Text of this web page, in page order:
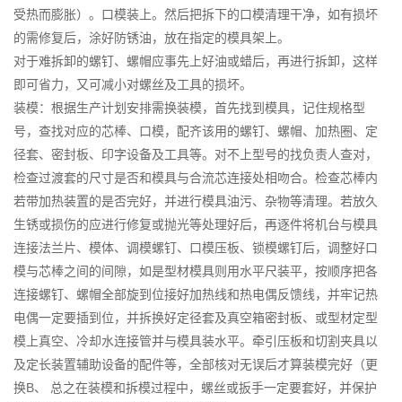
受热而膨胀）。口模装上。然后把拆下的口模清理干净，如有损坏
的需修复后，涂好防锈油，放在指定的模具架上。
对于难拆卸的螺钉、螺帽应事先上好油或蜡后，再进行拆卸，这样
即可省力，又可减小对螺丝及工具的损坏。
装模：根据生产计划安排需换装模，首先找到模具，记住规格型
号，查找对应的芯棒、口模，配齐该用的螺钉、螺帽、加热圈、定
径套、密封板、印字设备及工具等。对不上型号的找负责人查对，
检查过渡套的尺寸是否和模具与合流芯连接处相吻合。检查芯棒内
若带加热装置的是否完好，并进行模具油污、杂物等清理。若放久
生锈或损伤的应进行修复或抛光等处理好后，再逐件将机台与模具
连接法兰片、模体、调模螺钉、口模压板、锁模螺钉后，调整好口
模与芯棒之间的间隙，如是型材模具则用水平尺装平，按顺序把各
连接螺钉、螺帽全部旋到位接好加热线和热电偶反馈线，并牢记热
电偶一定要插到位，并拆换好定径套及真空箱密封板、或型材定型
模上真空、冷却水连接管并与模具装水平。牵引压板和切割夹具以
及定长装置辅助设备的配件等，全部核对无误后才算装模完好（更
换B、 总之在装模和拆模过程中，螺丝或扳手一定要套好，并保护